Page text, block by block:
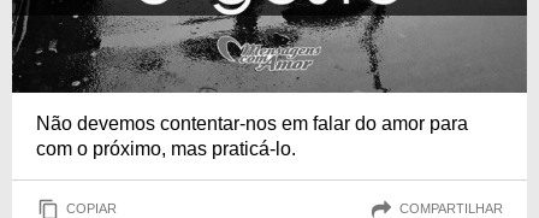
Não devemos contentar-nos em falar do amor para
com o próximo, mas praticá-lo.
COPIAR COMPARTILHAR